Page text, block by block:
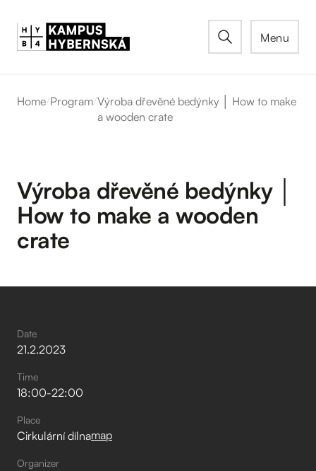
Menu
Home/Program/Výroba dřevěné bedýnky │ How to make
a wooden crate
Výroba dřevěné bedýnky │
How to make a wooden
crate
Date
21.2.2023
Time
18:00-22:00
Place
Cirkulární dílnamap
Organizer